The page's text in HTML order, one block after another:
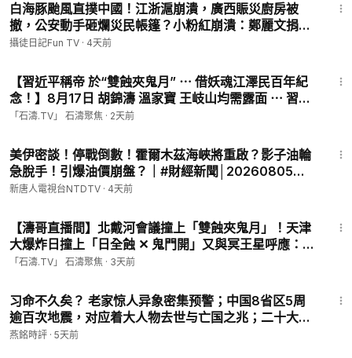
白海豚颱風直撲中國！江浙滬崩潰，廣西賑災廚房被
撤，公安動手砸爛災民帳篷？小粉紅崩潰：鄭麗文捐款
給日本熊本地震
攝徒日記Fun TV · 4天前
【習近平稱帝 於“雙蝕夾鬼月” ⋯ 借妖魂江澤民百年紀
念！】8月17日 胡錦濤 溫家寶 王岐山均需露面 ⋯ 習近
平-“天下無敵”以示天下！（08/07/26）#習近平
「石濤.TV」 石濤聚焦 · 2天前
美伊密談！停戰倒數！霍爾木茲海峽將重啟？影子油輪
急脫手！引爆油價崩盤？｜#財經新聞│20260805
(三)｜#新唐人
新唐人電視台NTDTV · 4天前
【濤哥直播間】北戴河會議撞上「雙蝕夾鬼月」！天津
大爆炸日撞上「日全蝕 ✕ 鬼門開」又與冥王星呼應：君
王犯天條 集體覺醒（08/06/26）「美東早8:45 北京晚
「石濤.TV」 石濤聚焦 · 3天前
习命不久矣？ 老家惊人异象密集预警；中国8省区5周
逾百次地震，对应着大人物去世与亡国之兆；二十大前
后五年地震频发四名正国级前常委接连去世；吴邦国去
燕銘時評 · 5天前